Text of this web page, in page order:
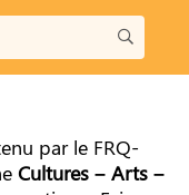
par le FRQ-
Cultures – Arts –